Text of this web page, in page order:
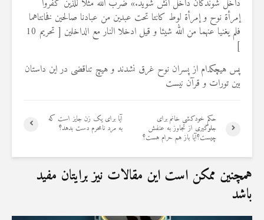
داخل شوندگان داخل آتش شويد.» ضرب الله مثلا للذين كفروا
إمرأة نوح و إمرأة لوط كانتا تحت عبدين من عبادنا صالحين فخانتاهما
فلم يغنيا عنهما من الله شيئا و قيل ادخلا النار مع الداخلين [ تحريم 10
]
پس هیچکدام از پسران نوح غرق نشدند و هیچ تناقضی در این داستان
بین تورات و قرآن نیست
آیا برای یک زن جایز است که
به مرد نامحرم دست بدهد؟
حکم خودکشی خانم برای
جلوگیری از تجاوز به عنفش
چیست؟آیا باز هم حرام هست؟
همچنین ممکن است این مقالات نیز برایتان مفید
باشد